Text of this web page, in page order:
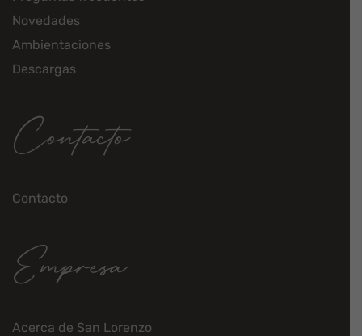
Novedades
Ambientaciones
Descargas
Contacto
Contacto
Empresa
Acerca de San Lorenzo